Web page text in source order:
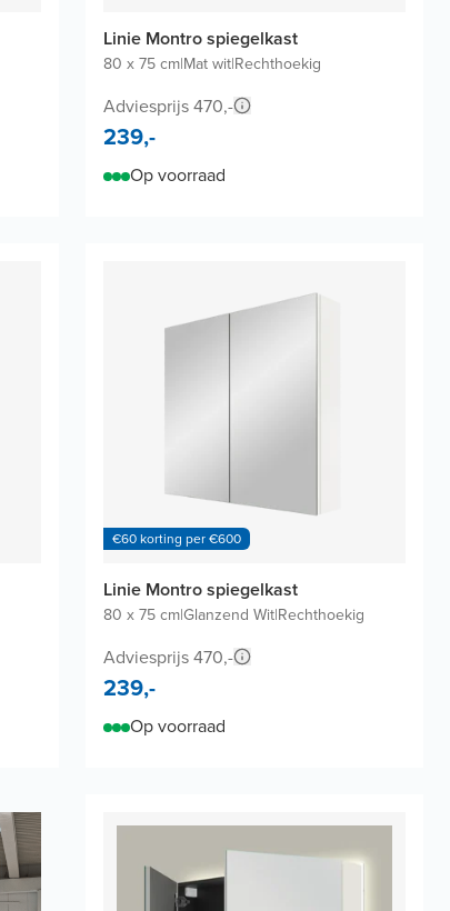
Linie Montro spiegelkast
80 x 75 cm|Mat wit|Rechthoekig
Adviesprijs 470,-
239,-
Op voorraad
€60 korting per €600
Linie Montro spiegelkast
80 x 75 cm|Glanzend Wit|Rechthoekig
Adviesprijs 470,-
239,-
Op voorraad